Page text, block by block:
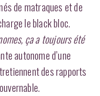
de matraques et de
le black bloc.
ça a toujours été
autonome d’une
des rapports